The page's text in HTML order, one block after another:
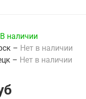
В наличии
– Нет в наличии
– Нет в наличии